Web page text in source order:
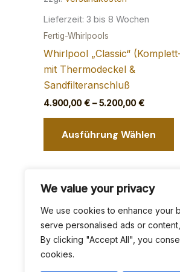
We value your privacy
We use cookies to enhance your
serve personalised ads or
By clicking "Accept All", you
cookies.
Lieferzeit: 3 bis 8 Wochen
Fertig-Whirlpools
Whirlpool „Classic“
mit Thermodeckel &
Sandfilteranschluß
4.900,00€ –5.200,00€
Ausführung Wählen
Impressum &